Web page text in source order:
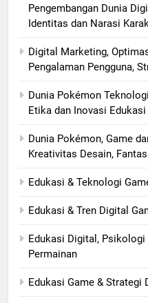
Pengembangan Dunia
Identitas dan Narasi
Digital Marketing,
Pengalaman Pengguna,
Dunia Pokémon
Etika dan Inovasi
Dunia Pokémon, Game
Kreativitas Desain,
Edukasi & Teknologi
Edukasi & Tren Digital
Edukasi Digital, Psikologi
Permainan
Edukasi Game & Strategi